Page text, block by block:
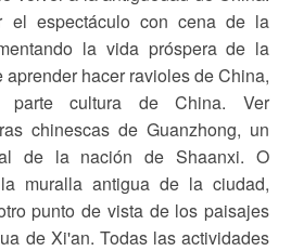
el espectáculo con cena de la
la vida próspera de la
hacer ravioles de China,
parte cultura de China. Ver
chinescas de Guanzhong, un
de la nación de Shaanxi. O
muralla antigua de la ciudad,
punto de vista de los paisajes
de Xi'an. Todas las actividades